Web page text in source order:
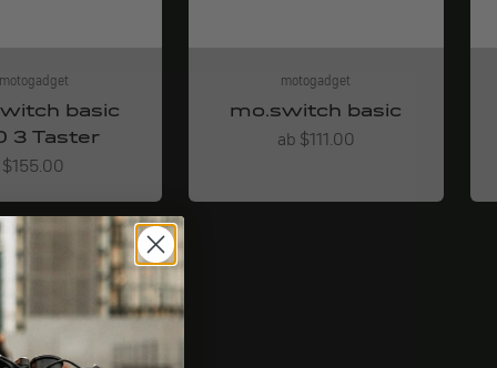
motogadget
basic
3 Taster
Angebot
$155.00
motogadget
mo.switch basic
Angebot
ab $111.00